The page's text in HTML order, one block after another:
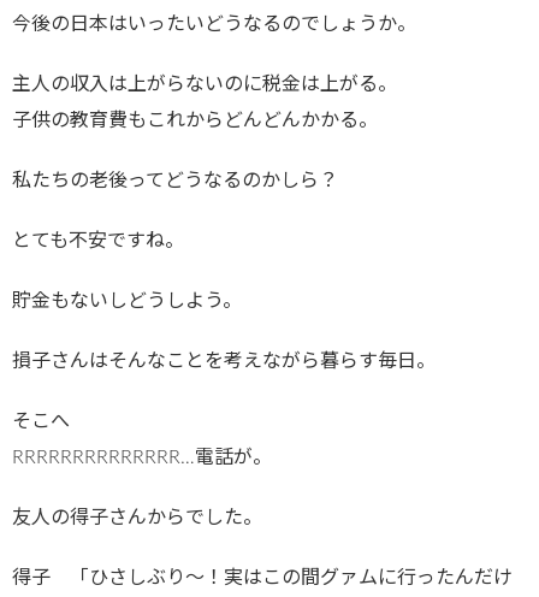
今後の日本はいったいどうなるのでしょうか。
主人の収入は上がらないのに税金は上がる。
子供の教育費もこれからどんどんかかる。
私たちの老後ってどうなるのかしら？
とても不安ですね。
貯金もないしどうしよう。
損子さんはそんなことを考えながら暮らす毎日。
そこへ
RRRRRRRRRRRRRR…電話が。
友人の得子さんからでした。
得子 「ひさしぶり～！実はこの間グァムに行ったんだけ